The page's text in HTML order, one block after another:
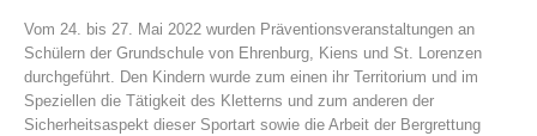
Vom 24. bis 27. Mai 2022 wurden Präventionsveranstaltungen an
Schülern der Grundschule von Ehrenburg, Kiens und St. Lorenzen
durchgeführt. Den Kindern wurde zum einen ihr Territorium und im
Speziellen die Tätigkeit des Kletterns und zum anderen der
Sicherheitsaspekt dieser Sportart sowie die Arbeit der Bergrettung